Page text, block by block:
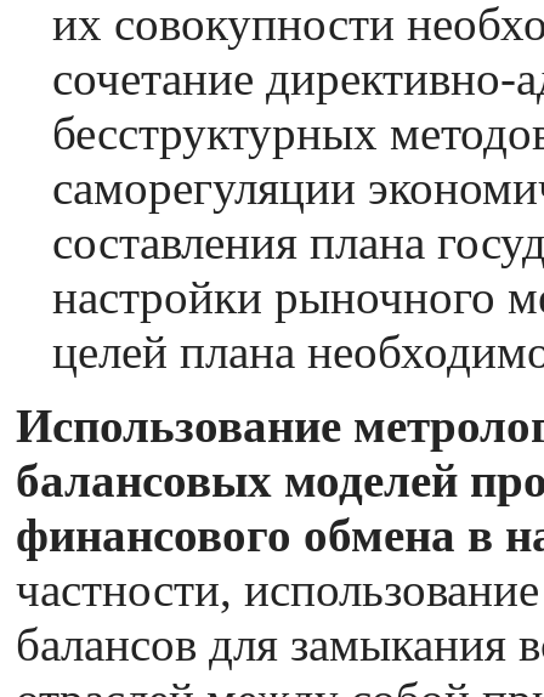
их совокупности
сочетание директивно-
бесструктурных
саморегуляции
составления плана
настройки рыночного
целей плана
Использование
балансовых моделей
финансового обмена в
частности,
балансов для замыкания